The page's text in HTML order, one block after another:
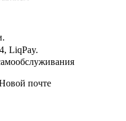
LiqPay.
почте